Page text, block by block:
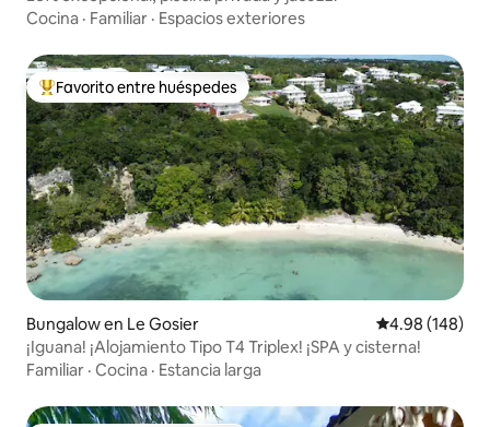
Cocina · Familiar · Espacios exteriores
De los mejores en Favorito entre huéspedes
Favorito entre huéspedes
Bungalow en Le Gosier Calificación
4.98 (148)
¡Iguana! ¡Alojamiento Tipo T4 Triplex! ¡SPA y cisterna!
Familiar · Cocina · Estancia larga